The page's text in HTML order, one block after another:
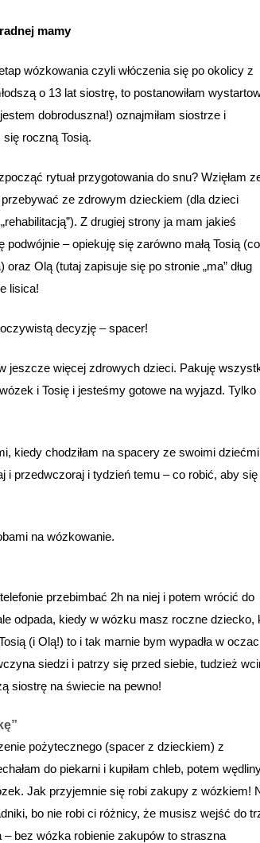
mamy
wózkowania czyli włóczenia się po okolicy z
o 13 lat siostrę, to postanowiłam
dobroduszna!) oznajmiłam siostrze i
roczną Tosią.
rytuał przygotowania do snu? Wzięłam
ze zdrowym dzieckiem (dla dzieci
Z drugiej strony ja mam jakieś
– opiekuję się zarówno małą Tosią
Olą (tutaj zapisuje się po stronie „ma” dług
lisica!
decyzję – spacer!
jeszcze więcej zdrowych dzieci. Pakuję
i Tosię i jesteśmy gotowe na wyjazd. Tylko
kiedy chodziłam na spacery ze swoimi
i przedwczoraj i tydzień temu – co robić, aby
na wózkowanie.
przebimbać 2h na niej i potem wrócić do
odpada, kiedy w wózku masz roczne dziecko,
(i Olą!) to i tak marnie bym wypadła w
siedzi i patrzy się przed siebie, tudzież
siostrę na świecie na pewno!
pożytecznego (spacer z dzieckiem) z
do piekarni i kupiłam chleb, potem
Jak przyjemnie się robi zakupy z wózkiem!
bo nie robi ci różnicy, że musisz wejść do
bez wózka robienie zakupów to straszna